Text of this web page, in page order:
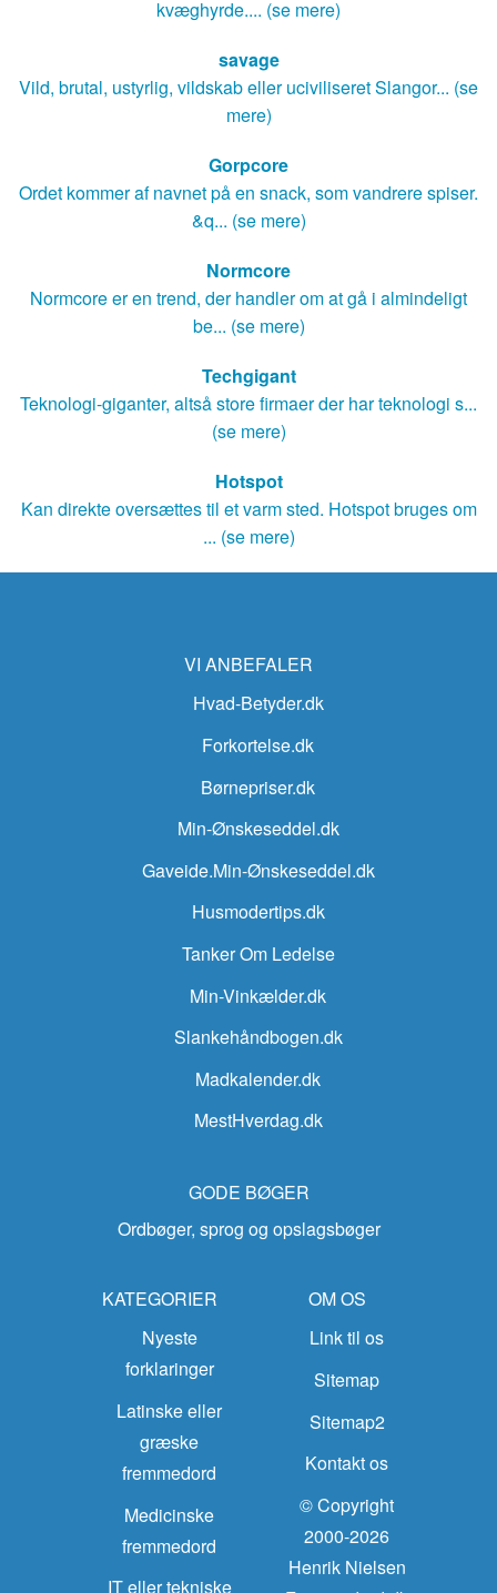
kvæghyrde.... (se mere)
savage
Vild, brutal, ustyrlig, vildskab eller uciviliseret Slangor... (se
mere)
Gorpcore
Ordet kommer af navnet på en snack, som vandrere spiser.
&q... (se mere)
Normcore
Normcore er en trend, der handler om at gå i almindeligt
be... (se mere)
Techgigant
Teknologi-giganter, altså store firmaer der har teknologi s...
(se mere)
Hotspot
Kan direkte oversættes til et varm sted. Hotspot bruges om
... (se mere)
VI ANBEFALER
Hvad-Betyder.dk
Forkortelse.dk
Børnepriser.dk
Min-Ønskeseddel.dk
Gaveide.Min-Ønskeseddel.dk
Husmodertips.dk
Tanker Om Ledelse
Min-Vinkælder.dk
Slankehåndbogen.dk
Madkalender.dk
MestHverdag.dk
GODE BØGER
Ordbøger, sprog og opslagsbøger
KATEGORIER
Nyeste
forklaringer
Latinske eller
græske
fremmedord
Medicinske
fremmedord
IT eller tekniske
OM OS
Link til os
Sitemap
Sitemap2
Kontakt os
© Copyright
2000-2026
Henrik Nielsen